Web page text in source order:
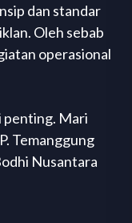
dan standar
Oleh sebab
operasional
penting. Mari
Temanggung
Nusantara